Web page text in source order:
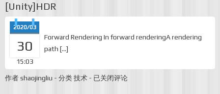
To
[Unity]HDR
2020/03
30
15:03
Forward Rendering In forward renderingA rendering
path […]
作者shaojingliu - 分类技术 - [Unity]HDR
已关闭评论